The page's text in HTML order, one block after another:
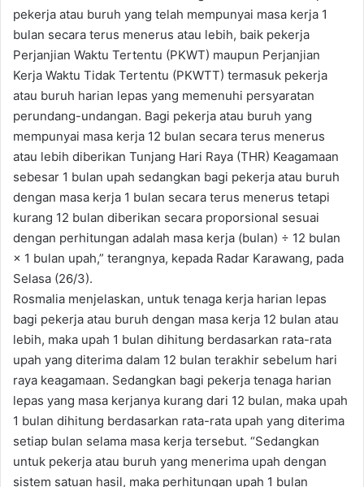
pekerja atau buruh yang telah mempunyai masa kerja 1
bulan secara terus menerus atau lebih, baik pekerja
Perjanjian Waktu Tertentu (PKWT) maupun Perjanjian
Kerja Waktu Tidak Tertentu (PKWTT) termasuk pekerja
atau buruh harian lepas yang memenuhi persyaratan
perundang-undangan. Bagi pekerja atau buruh yang
mempunyai masa kerja 12 bulan secara terus menerus
atau lebih diberikan Tunjang Hari Raya (THR) Keagamaan
sebesar 1 bulan upah sedangkan bagi pekerja atau buruh
dengan masa kerja 1 bulan secara terus menerus tetapi
kurang 12 bulan diberikan secara proporsional sesuai
dengan perhitungan adalah masa kerja (bulan) ÷ 12 bulan
× 1 bulan upah,” terangnya, kepada Radar Karawang, pada
Selasa (26/3).
Rosmalia menjelaskan, untuk tenaga kerja harian lepas
bagi pekerja atau buruh dengan masa kerja 12 bulan atau
lebih, maka upah 1 bulan dihitung berdasarkan rata-rata
upah yang diterima dalam 12 bulan terakhir sebelum hari
raya keagamaan. Sedangkan bagi pekerja tenaga harian
lepas yang masa kerjanya kurang dari 12 bulan, maka upah
1 bulan dihitung berdasarkan rata-rata upah yang diterima
setiap bulan selama masa kerja tersebut. “Sedangkan
untuk pekerja atau buruh yang menerima upah dengan
sistem satuan hasil, maka perhitungan upah 1 bulan